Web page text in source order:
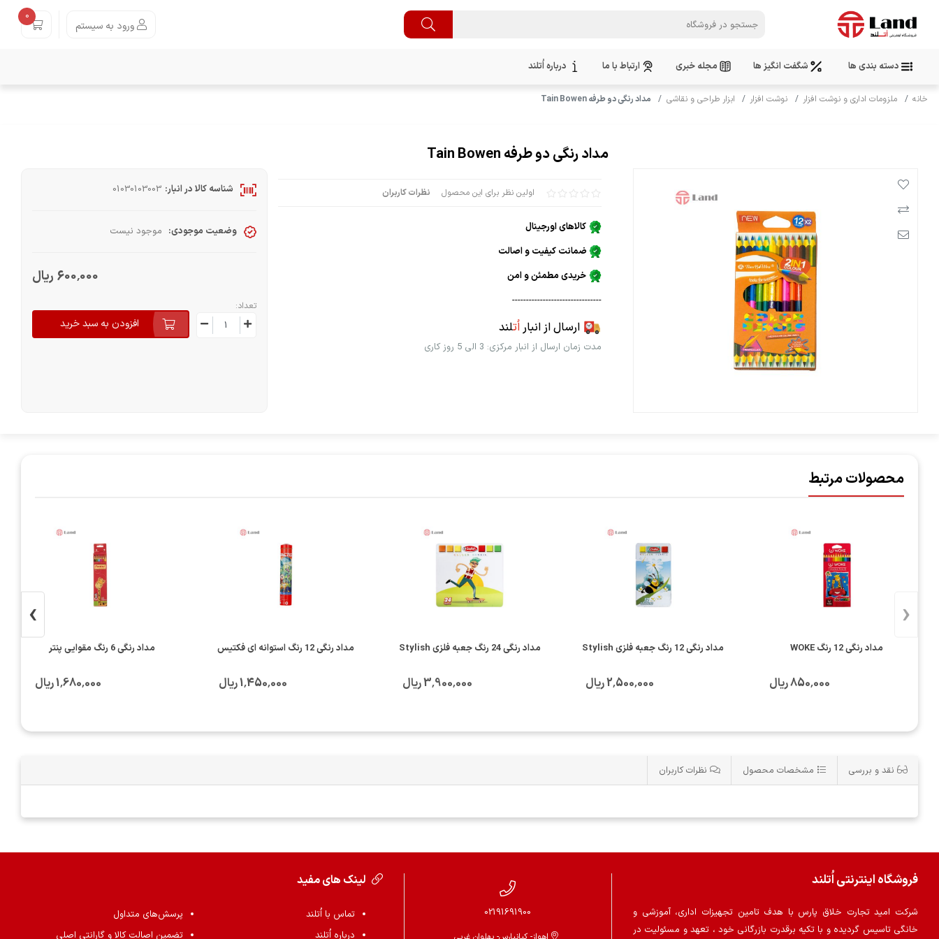
ورود به سیستم
0
دسته بندی ها شگفت انگیز ها مجله خبری ارتباط با ما درباره اُتلند
خانه ملزومات اداری و نوشت افزار نوشت افزار ابزار طراحی و نقاشی مداد رنگی دو طرفه Tain Bowen
مداد رنگی دو طرفه Tain Bowen
اولین نظر برای این محصول نظرات کاربران
کالاهای اورجینال
ضمانت کیفیت و اصالت
خریدی مطمئن و امن
--------------------------------
ارسال از انباراُتلند
مدت زمان ارسال از انبار مرکزی: 3 الی 5 روز کاری
شناسه کالا در انبار: 01030103003
وضعیت موجودی: موجود نیست
600٬000 ریال
تعداد:
افزودن به سبد خرید
محصولات مرتبط
مداد رنگی 12 رنگ WOKE
850٬000 ریال
مداد رنگی 12 رنگ جعبه فلزی Stylish
2٬500٬000 ریال
مداد رنگی 24 رنگ جعبه فلزی Stylish
3٬900٬000 ریال
مداد رنگی 12 رنگ استوانه ای فکتیس
1٬450٬000 ریال
مداد رنگی 6 رنگ مقوایی پنتر
1٬680٬000 ریال
‹
›
نقد و بررسی مشخصات محصول نظرات کاربران
فروشگاه اینترنتی اُتلند
شرکت امید تجارت خلاق پارس با هدف تامین تجهیزات اداری، آموزشی و
خانگی تاسیس گردیده و با تکیه برقدرت بازرگانی خود ، تعهد و مسئولیت در
02191691900
لینک های مفید
تماس با اُتلند
درباره اُتلند
پرسش‌های متداول
تضمین اصالت کالا و گارانتی اصلی